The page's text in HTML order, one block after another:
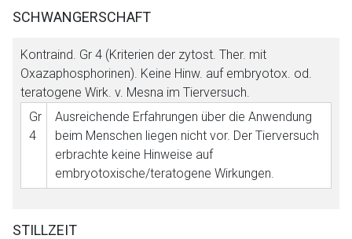
SCHWANGERSCHAFT
Kontraind. Gr 4 (Kriterien der zytost. Ther. mit
Oxazaphosphorinen). Keine Hinw. auf embryotox. od.
teratogene Wirk. v. Mesna im Tierversuch.
Gr
4
Ausreichende Erfahrungen über die Anwendung
beim Menschen liegen nicht vor. Der Tierversuch
erbrachte keine Hinweise auf
embryotoxische/teratogene Wirkungen.
STILLZEIT